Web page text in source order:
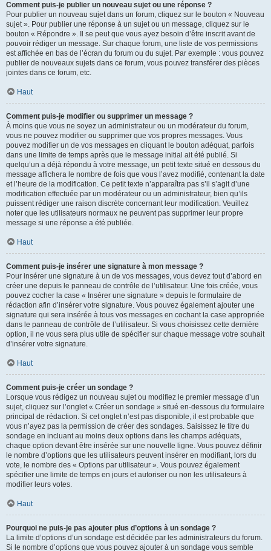
Comment puis-je publier un nouveau sujet ou une réponse ?
Pour publier un nouveau sujet dans un forum, cliquez sur le bouton « Nouveau
sujet ». Pour publier une réponse à un sujet ou un message, cliquez sur le
bouton « Répondre ». Il se peut que vous ayez besoin d’être inscrit avant de
pouvoir rédiger un message. Sur chaque forum, une liste de vos permissions
est affichée en bas de l’écran du forum ou du sujet. Par exemple : vous pouvez
publier de nouveaux sujets dans ce forum, vous pouvez transférer des pièces
jointes dans ce forum, etc.
Haut
Comment puis-je modifier ou supprimer un message ?
À moins que vous ne soyez un administrateur ou un modérateur du forum,
vous ne pouvez modifier ou supprimer que vos propres messages. Vous
pouvez modifier un de vos messages en cliquant le bouton adéquat, parfois
dans une limite de temps après que le message initial ait été publié. Si
quelqu’un a déjà répondu à votre message, un petit texte situé en dessous du
message affichera le nombre de fois que vous l’avez modifié, contenant la date
et l’heure de la modification. Ce petit texte n’apparaîtra pas s’il s’agit d’une
modification effectuée par un modérateur ou un administrateur, bien qu’ils
puissent rédiger une raison discrète concernant leur modification. Veuillez
noter que les utilisateurs normaux ne peuvent pas supprimer leur propre
message si une réponse a été publiée.
Haut
Comment puis-je insérer une signature à mon message ?
Pour insérer une signature à un de vos messages, vous devez tout d’abord en
créer une depuis le panneau de contrôle de l’utilisateur. Une fois créée, vous
pouvez cocher la case « Insérer une signature » depuis le formulaire de
rédaction afin d’insérer votre signature. Vous pouvez également ajouter une
signature qui sera insérée à tous vos messages en cochant la case appropriée
dans le panneau de contrôle de l’utilisateur. Si vous choisissez cette dernière
option, il ne vous sera plus utile de spécifier sur chaque message votre souhait
d’insérer votre signature.
Haut
Comment puis-je créer un sondage ?
Lorsque vous rédigez un nouveau sujet ou modifiez le premier message d’un
sujet, cliquez sur l’onglet « Créer un sondage » situé en-dessous du formulaire
principal de rédaction. Si cet onglet n’est pas disponible, il est probable que
vous n’ayez pas la permission de créer des sondages. Saisissez le titre du
sondage en incluant au moins deux options dans les champs adéquats,
chaque option devant être insérée sur une nouvelle ligne. Vous pouvez définir
le nombre d’options que les utilisateurs peuvent insérer en modifiant, lors du
vote, le nombre des « Options par utilisateur ». Vous pouvez également
spécifier une limite de temps en jours et autoriser ou non les utilisateurs à
modifier leurs votes.
Haut
Pourquoi ne puis-je pas ajouter plus d’options à un sondage ?
La limite d’options d’un sondage est décidée par les administrateurs du forum.
Si le nombre d’options que vous pouvez ajouter à un sondage vous semble